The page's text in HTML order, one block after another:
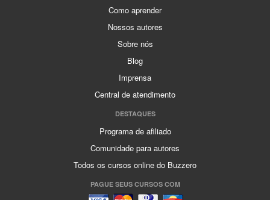
Como aprender
Nossos autores
Sobre nós
Blog
Imprensa
Central de atendimento
DESTAQUES
Programa de afiliado
Comunidade para autores
Todos os cursos online do Buzzero
PAGUE SEUS CURSOS COM